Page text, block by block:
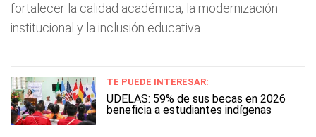
fortalecer la calidad académica, la modernización
institucional y la inclusión educativa.
TE PUEDE INTERESAR:
UDELAS: 59% de sus becas en 2026
beneficia a estudiantes indígenas